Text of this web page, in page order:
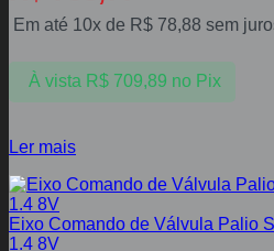
Em até 10x de R$ 78,88 sem
À vista R$709,89 no Pix
Ler mais
Eixo Comando de Válvula Palio
1.4 8V